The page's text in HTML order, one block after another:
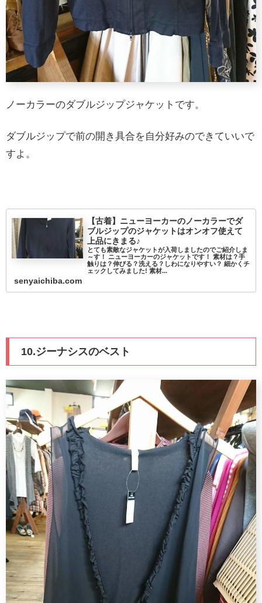
ノーカラーのダブルジップジャケットです。
ダブルジップで前の開き具合を自分好みのできていいで
すよ。
【古着】ニューヨーカーのノーカラーでダ
ブルジップのジャケットはオンオフ使えて
上品にきまる♪
とても素敵なジャケットが入荷しましたのでご紹介しま
～す！ ニューヨーカーのジャケットです！ 素材は？手
触りは？伸びる？洗える？しわになりやすい？ 細かくチ
ェックしてみました! 素材...
senyaichiba.com
10.ジーナシスのベスト